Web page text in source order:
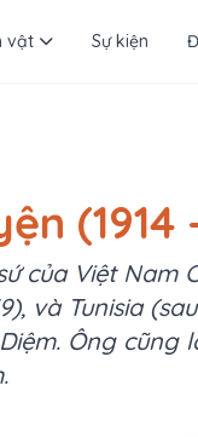
vật Sự kiện
(1914
của Việt Nam
và Tunisia
Ông cũng